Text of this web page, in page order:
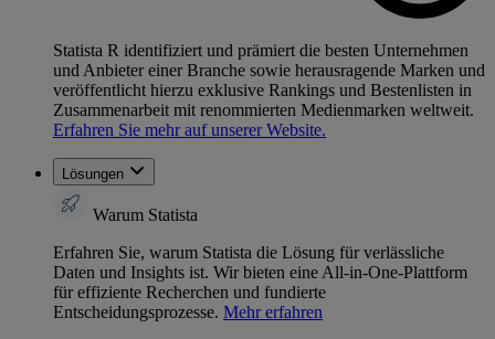
Statista R identifiziert und prämiert die besten Unternehmen
und Anbieter einer Branche sowie herausragende Marken und
veröffentlicht hierzu exklusive Rankings und Bestenlisten in
Zusammenarbeit mit renommierten Medienmarken weltweit.
Erfahren Sie mehr auf unserer Website.
Lösungen
Warum Statista
Erfahren Sie, warum Statista die Lösung für verlässliche
Daten und Insights ist. Wir bieten eine All-in-One-Plattform
für effiziente Recherchen und fundierte
Entscheidungsprozesse. Mehr erfahren